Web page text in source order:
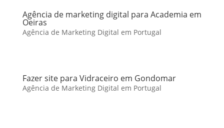
Agência de marketing digital para Academia em
Oeiras
Agência de Marketing Digital em Portugal
Fazer site para Vidraceiro em Gondomar
Agência de Marketing Digital em Portugal